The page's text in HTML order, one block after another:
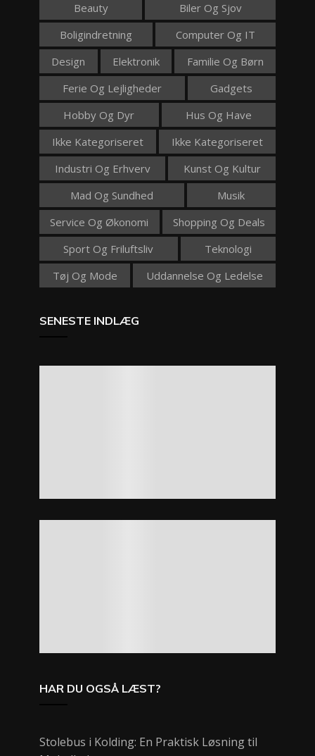
Beauty
Biler Og Sjov
Boligindretning
Computer Og IT
Design
Elektronik
Familie Og Børn
Ferie Og Lejligheder
Gadgets
Hobby Og Dyr
Hus Og Have
Ikke Kategoriseret
Ikke Kategoriseret
Industri Og Erhverv
Kunst Og Kultur
Mad Og Sundhed
Musik
Service Og Økonomi
Shopping Og Deals
Sport Og Friluftsliv
Teknologi
Tøj Og Mode
Uddannelse Og Ledelse
SENESTE INDLÆG
HAR DU OGSÅ LÆST?
Stolebus i Kolding: En Praktisk Løsning til